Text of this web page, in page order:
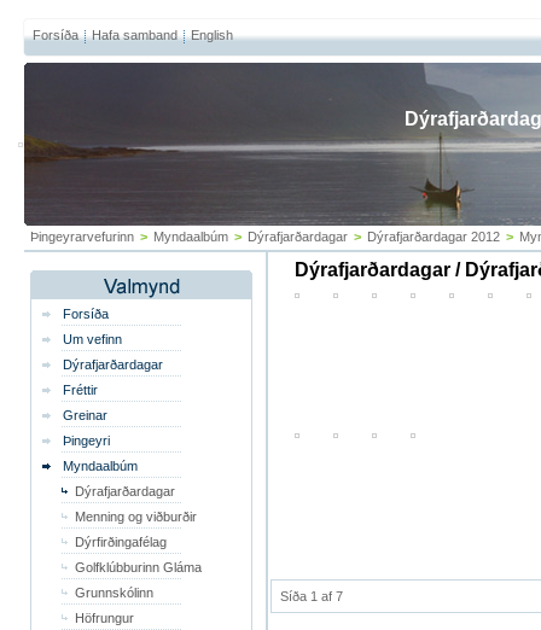
Forsíða Hafa samband English
Þingeyrarvefurinn > Myndaalbúm > Dýrafjarðardagar > Dýrafjarðardagar 2012 >
Forsíða
Um vefinn
Dýrafjarðardagar
Fréttir
Greinar
Þingeyri
Myndaalbúm
Dýrafjarðardagar
Menning og viðburðir
Dýrfirðingafélag
Golfklúbburinn Gláma
Grunnskólinn
Höfrungur
Dýrafjarðardagar /
Síða 1 af 7